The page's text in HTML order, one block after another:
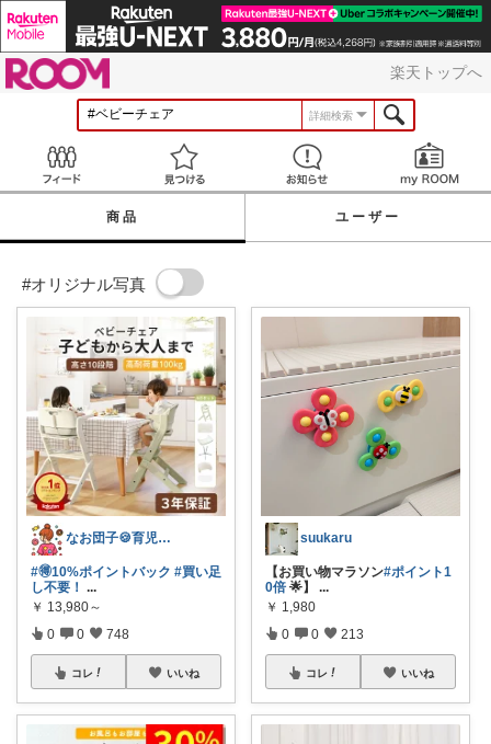
楽天トップへ
詳細検索
見つける お知らせ
商品 ユーザー
#オリジナル写真
なお団子🍪育児・暮らしの便利グッズ
#🉐10%ポイントバック #買い足
し不要！ ...
￥ 13,980～
0 0 748
コレ いいね
suukaru
【お買い物マラソン#ポイント1
0倍 🌟】 ...
￥ 1,980
0 0 213
コレ いいね